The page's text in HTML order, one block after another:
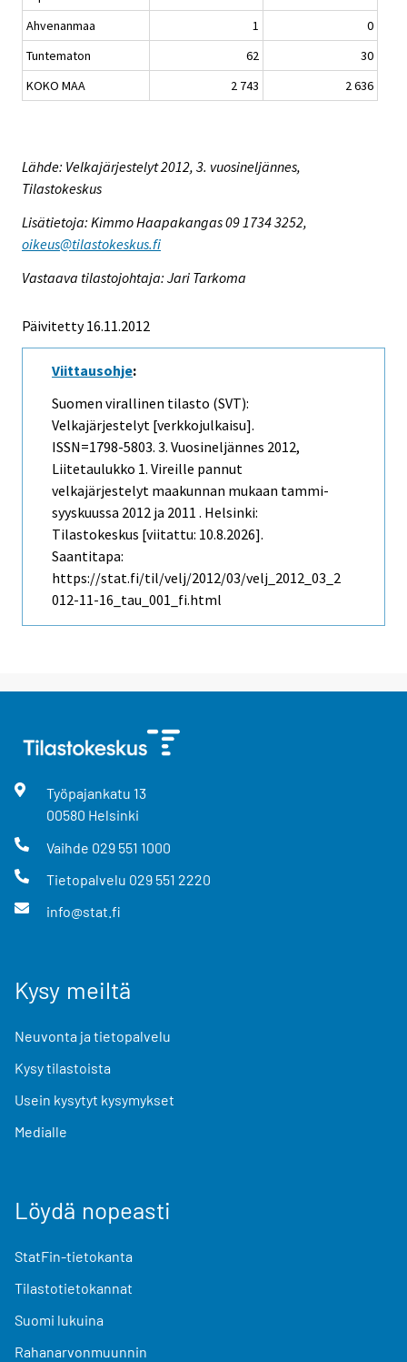
Ahvenanmaa
1
0
Tuntematon
62
30
KOKO MAA
2 743 2 636
Lähde: Velkajärjestelyt 2012, 3. vuosineljännes,
Tilastokeskus
Lisätietoja: Kimmo Haapakangas 09 1734 3252,
oikeus@tilastokeskus.fi
Vastaava tilastojohtaja: Jari Tarkoma
Päivitetty 16.11.2012
Viittausohje:
Suomen virallinen tilasto (SVT):
Velkajärjestelyt [verkkojulkaisu].
ISSN=1798-5803. 3. Vuosineljännes 2012,
Liitetaulukko 1. Vireille pannut
velkajärjestelyt maakunnan mukaan tammi-
syyskuussa 2012 ja 2011 . Helsinki:
Tilastokeskus [viitattu: 10.8.2026].
Saantitapa:
https://stat.fi/til/velj/2012/03/velj_2012_03_2
012-11-16_tau_001_fi.html
Työpajankatu 13
00580 Helsinki
Vaihde 029 551 1000
Tietopalvelu 029 551 2220
info@stat.fi
Kysy meiltä
Neuvonta ja tietopalvelu
Kysy tilastoista
Usein kysytyt kysymykset
Medialle
Löydä nopeasti
StatFin-tietokanta
Tilastotietokannat
Suomi lukuina
Rahanarvonmuunnin